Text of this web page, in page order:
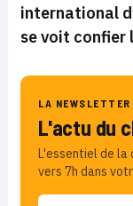
international
se voit
LA
L'actu du
L'essentiel de la
vers 7h dans